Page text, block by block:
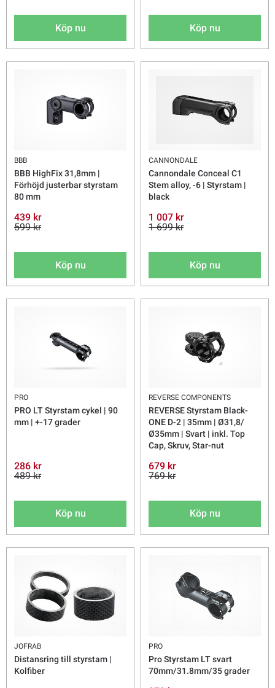
Köp nu Köp nu
BBB
BBB HighFix 31,8mm |
Förhöjd justerbar styrstam
80 mm
439 kr
599 kr
Köp nu
CANNONDALE
Cannondale Conceal C1
Stem alloy, -6 | Styrstam |
black
1 007 kr
1 699 kr
Köp nu
PRO
PRO LT Styrstam cykel | 90
mm | +-17 grader
286 kr
489 kr
Köp nu
REVERSE COMPONENTS
REVERSE Styrstam Black-
ONE D-2 | 35mm | Ø31,8/
Ø35mm | Svart | inkl. Top
Cap, Skruv, Star-nut
679 kr
769 kr
Köp nu
JOFRAB
Distansring till styrstam |
Kolfiber
PRO
Pro Styrstam LT svart
70mm/31.8mm/35 grader